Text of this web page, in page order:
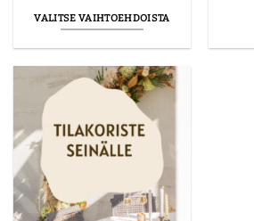
-
380.00€
VALITSE VAIHTOEHDOISTA
on
useampi
muunnelma.
Voit
tehdä
tuotteen
sivulla.